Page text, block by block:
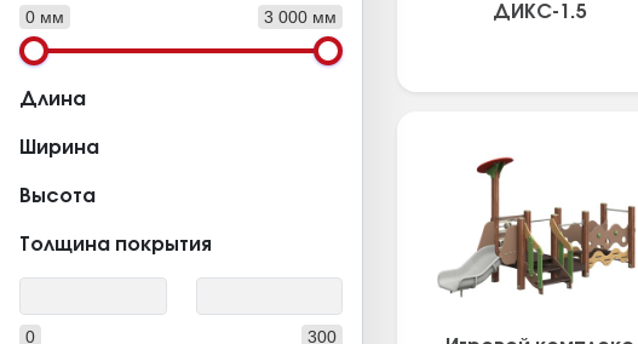
0 мм 3 000 мм
Длина
Ширина
Высота
Толщина покрытия
0 300
ДИКС-1.5